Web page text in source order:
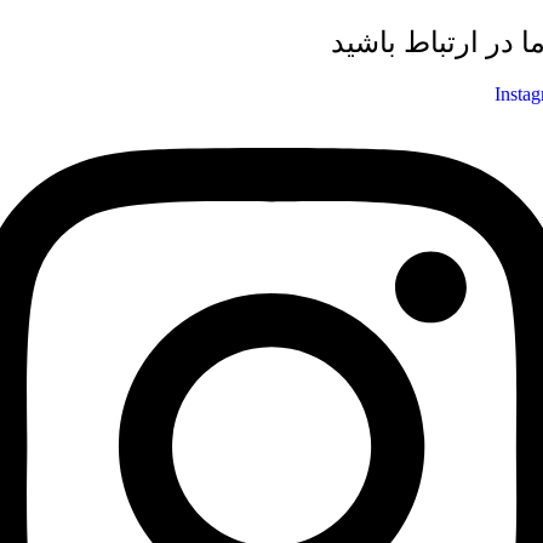
در ارتباط باشید